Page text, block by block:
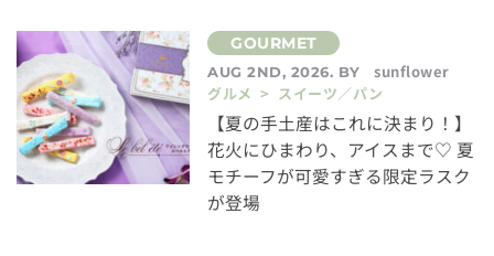
AUG 2ND, 2026. BY
sunflower
グルメ > スイーツ／パン
【夏の手土産はこれに決まり！】
花火にひまわり、アイスまで♡ 夏
モチーフが可愛すぎる限定ラスク
が登場